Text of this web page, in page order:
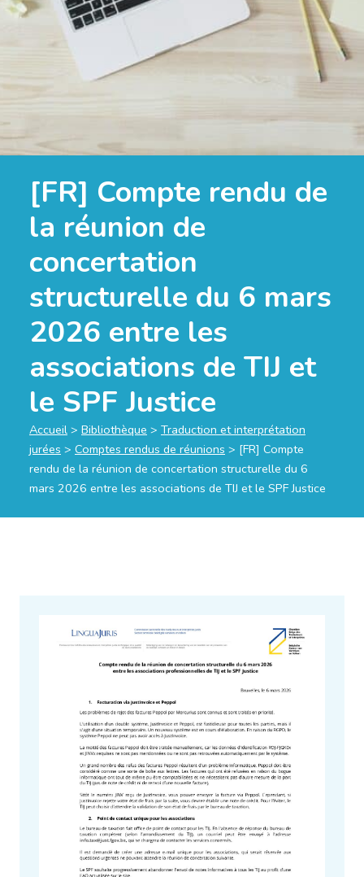
[FR] Compte rendu de
la réunion de
concertation
structurelle du 6 mars
2026 entre les
associations de TIJ et
le SPF Justice
Accueil > Bibliothèque > Traduction et interprétation
jurées > Comptes rendus de réunions > [FR] Compte
rendu de la réunion de concertation structurelle du 6
mars 2026 entre les associations de TIJ et le SPF Justice